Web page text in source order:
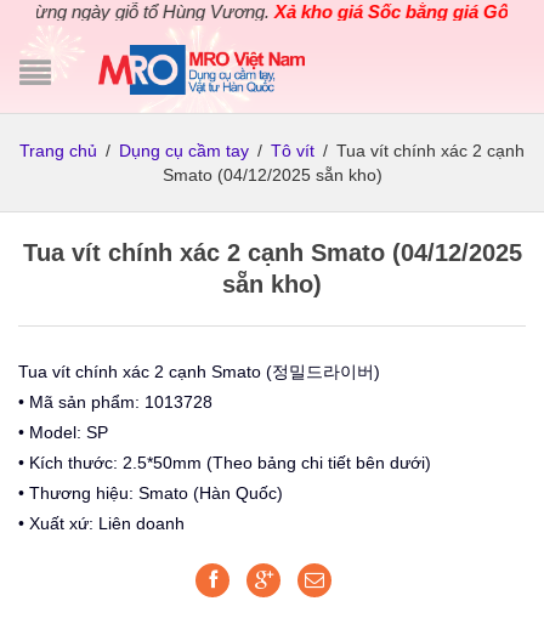
ngày giỗ tổ Hùng Vương.Xả kho giá Sốc bằng giá Gốccho
Trang chủ / Dụng cụ cầm tay / Tô vít / Tua vít chính xác 2 cạnh
Smato (04/12/2025 sẵn kho)
Tua vít chính xác 2 cạnh Smato (04/12/2025
sẵn kho)
Tua vít chính xác 2 cạnh Smato (정밀드라이버)
• Mã sản phẩm: 1013728
• Model: SP
• Kích thước: 2.5*50mm (Theo bảng chi tiết bên dưới)
• Thương hiệu: Smato (Hàn Quốc)
• Xuất xứ: Liên doanh